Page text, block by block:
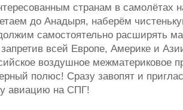
странам в самолётах
до Анадыря, наберём
самостоятельно расширять
всей Европе, Америке и
воздушное межматериковое
полюс! Сразу завопят и
авиацию на СПГ!